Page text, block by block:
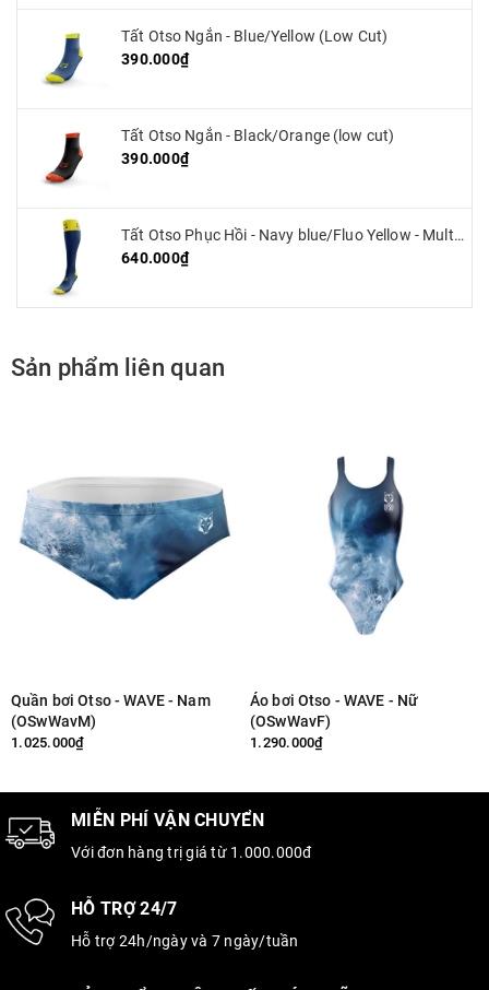
Tất Otso Ngắn - Blue/Yellow (Low Cut)
390.000₫
Tất Otso Ngắn - Black/Orange (low cut)
390.000₫
Tất Otso Phục Hồi - Navy blue/Fluo Yellow - Multisport Recovery
640.000₫
Sản phẩm liên quan
Quần bơi Otso - WAVE - Nam
(OSwWavM)
1.025.000₫
Áo bơi Otso - WAVE - Nữ
(OSwWavF)
1.290.000₫
MIỄN PHÍ VẬN CHUYỂN
Với đơn hàng trị giá từ 1.000.000đ
HỖ TRỢ 24/7
Hỗ trợ 24h/ngày và 7 ngày/tuần